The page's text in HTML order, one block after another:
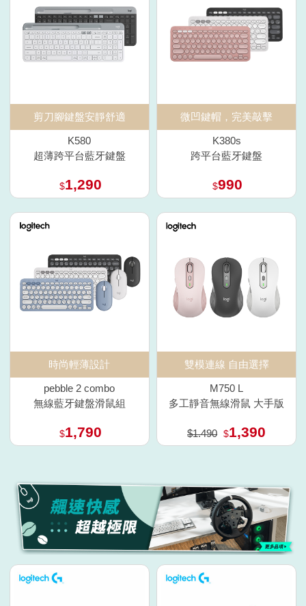
剪刀腳鍵盤安靜舒適
K580
超薄跨平台藍牙鍵盤
$1,290
微凹鍵帽，完美敲擊
K380s
跨平台藍牙鍵盤
$990
時尚輕薄設計
pebble 2 combo
無線藍牙鍵盤滑鼠組
$1,790
雙模連線 自由選擇
M750 L
多工靜音無線滑鼠 大手版
$1.490 $1,390